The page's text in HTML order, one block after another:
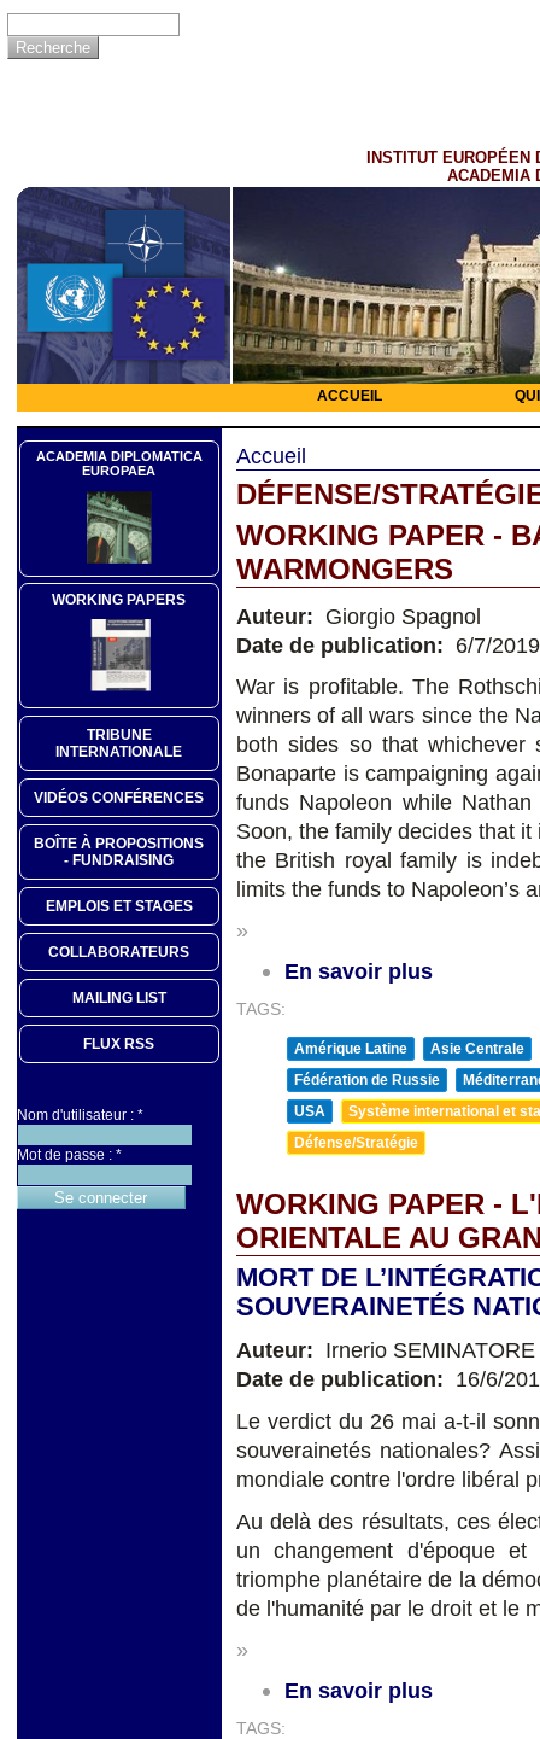
INSTITUT EUROPÉEN
ACADEMIA
ACCUEIL
ACADEMIA DIPLOMATICA
EUROPAEA
WORKING PAPERS
TRIBUNE
INTERNATIONALE
VIDÉOS CONFÉRENCES
BOÎTE À PROPOSITIONS
- FUNDRAISING
EMPLOIS ET STAGES
COLLABORATEURS
MAILING LIST
FLUX RSS
Nom d'utilisateur : *
Mot de passe : *
Accueil
DÉFENSE/
WORKING PAPER -
WARMONGERS
Auteur: Giorgio Spagnol
Date de publication: 6/7/2019
War is profitable. The
winners of all wars since the
both sides so that whichever
Bonaparte is campaigning
funds Napoleon while
Soon, the family decides that
the British royal family is
limits the funds to Napoleon’s
»
En savoir plus
TAGS:
Amérique Latine
Asie Centrale
Fédération de Russie
USA
Système international et
Défense/Stratégie
WORKING PAPER -
ORIENTALE AU
MORT DE
SOUVERAINETÉS
Auteur: Irnerio SEMINATORE
Date de publication: 16/6/
Le verdict du 26 mai a-t-il
souverainetés nationales?
mondiale contre l'ordre libéral
Au delà des résultats, ces
un changement d'époque
triomphe planétaire de la
de l'humanité par le droit et le
»
En savoir plus
TAGS: